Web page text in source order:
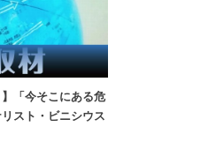
「今そこにある危
スト・ビニシウス